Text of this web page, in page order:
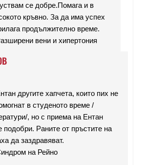
се добре.Помага и в
кръвно. За да има успех
продължително време.
вени и хипертония
другите хапчета, които пих не
в студеното време /
, но с приема на Ентан
подобри. Раните от пръстите на
да заздравяват.
на Рейно